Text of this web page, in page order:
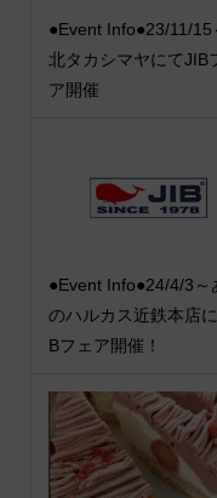
●Event Info●23/11/15
北タカシマヤにてJIB
ア開催
●Event Info●24/4/3～
のハルカス近鉄本店
Bフェア開催！